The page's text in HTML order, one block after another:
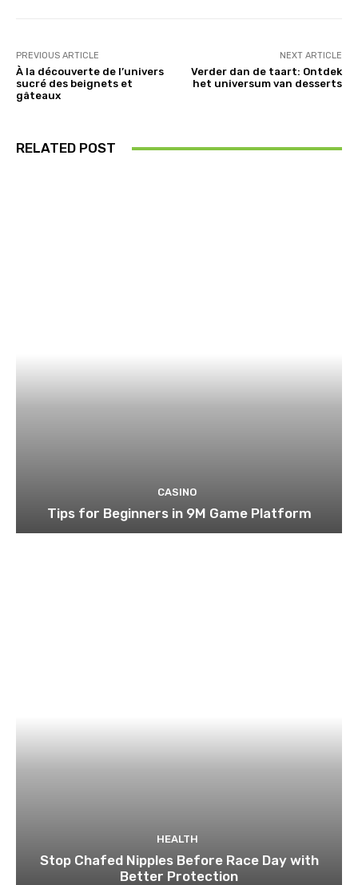
PREVIOUS ARTICLE
À la découverte de l’univers
sucré des beignets et
gâteaux
NEXT ARTICLE
Verder dan de taart: Ontdek
het universum van desserts
RELATED POST
CASINO
Tips for Beginners in 9M Game Platform
HEALTH
Stop Chafed Nipples Before Race Day with
Better Protection